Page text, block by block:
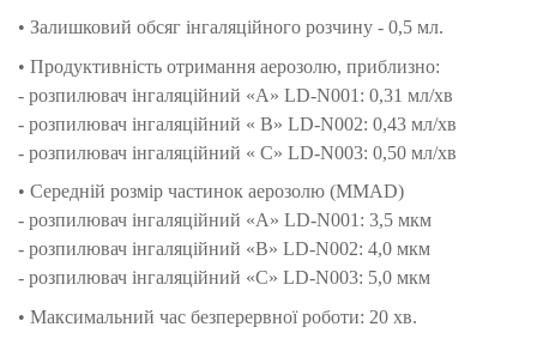
• Залишковий обсяг інгаляційного розчину - 0,5 мл.
• Продуктивність отримання аерозолю, приблизно:
- розпилювач інгаляційний «A» LD-N001: 0,31 мл/хв
- розпилювач інгаляційний « B» LD-N002: 0,43 мл/хв
- розпилювач інгаляційний « C» LD-N003: 0,50 мл/хв
• Середній розмір частинок аерозолю (MMАD)
- розпилювач інгаляційний «A» LD-N001: 3,5 мкм
- розпилювач інгаляційний «B» LD-N002: 4,0 мкм
- розпилювач інгаляційний «C» LD-N003: 5,0 мкм
• Максимальний час безперервної роботи: 20 хв.